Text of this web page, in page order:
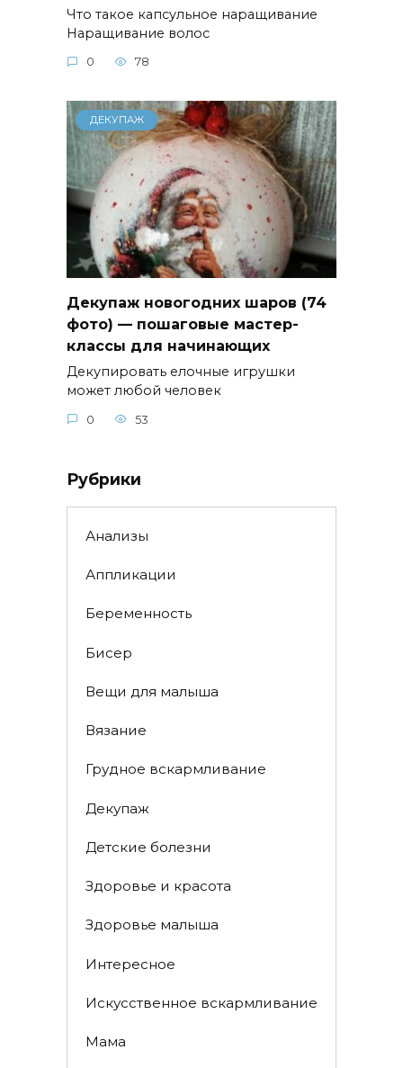
Что такое капсульное наращивание
Наращивание волос
0 78
ДЕКУПАЖ
Декупаж новогодних шаров (74
фото) — пошаговые мастер-
классы для начинающих
Декупировать елочные игрушки
может любой человек
0 53
Рубрики
Анализы
Аппликации
Беременность
Бисер
Вещи для малыша
Вязание
Грудное вскармливание
Декупаж
Детские болезни
Здоровье и красота
Здоровье малыша
Интересное
Искусственное вскармливание
Мама